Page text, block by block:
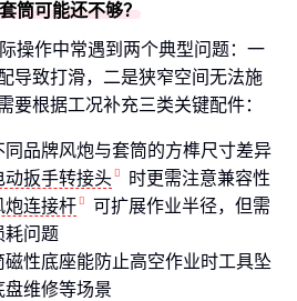
筒可能还不够？
操作中常遇到两个典型问题：一
导致打滑，二是狭窄空间无法施
要根据工况补充三类关键配件：
品牌风炮与套筒的方榫尺寸差异
动扳手转接头
时更需注意兼容性
炮连接杆
可扩展作业半径，但需
耗问题
性底座能防止高空作业时工具坠
盘维修等场景